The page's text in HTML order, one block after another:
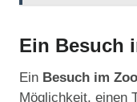
Ein Besuch
Ein Besuch im
Möglichkeit, einen